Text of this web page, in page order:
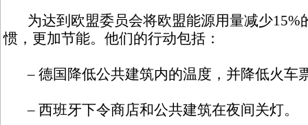
为达到欧盟委员会将欧盟能源用量减少15%
惯，更加节能。他们的行动包括：
– 德国降低公共建筑内的温度，并降低火车
– 西班牙下令商店和公共建筑在夜间关灯。